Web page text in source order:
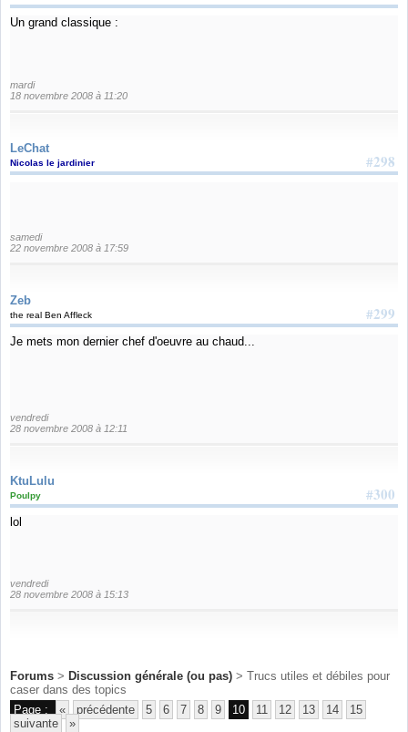
Un grand classique :
mardi
18 novembre 2008 à 11:20
LeChat
#298
Nicolas le jardinier
samedi
22 novembre 2008 à 17:59
Zeb
#299
the real Ben Affleck
Je mets mon dernier chef d'oeuvre au chaud...
vendredi
28 novembre 2008 à 12:11
KtuLulu
#300
Poulpy
lol
vendredi
28 novembre 2008 à 15:13
Forums > Discussion générale (ou pas) > Trucs utiles et débiles pour
caser dans des topics
Page :
« précédente 5 6 7 8 9 10 11 12 13 14
15
suivante
»